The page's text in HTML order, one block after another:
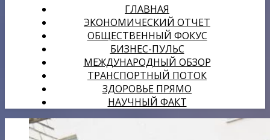
ГЛАВНАЯ
ЭКОНОМИЧЕСКИЙ ОТЧЕТ
ОБЩЕСТВЕННЫЙ ФОКУС
БИЗНЕС-ПУЛЬС
МЕЖДУНАРОДНЫЙ ОБЗОР
ТРАНСПОРТНЫЙ ПОТОК
ЗДОРОВЬЕ ПРЯМО
НАУЧНЫЙ ФАКТ